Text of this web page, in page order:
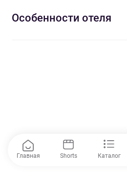
Особенности отеля
Главная Shorts Каталог